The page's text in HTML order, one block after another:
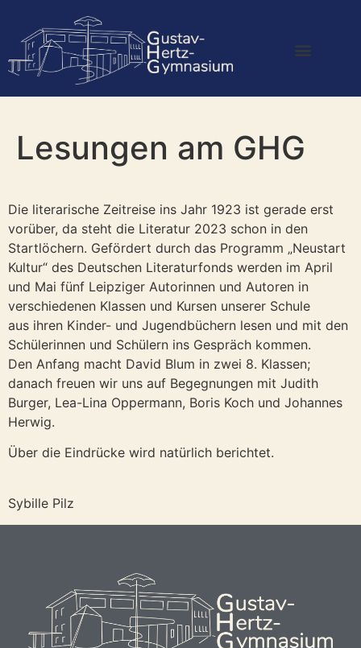
Lesungen am GHG
Die literarische Zeitreise ins Jahr 1923 ist gerade erst
vorüber, da steht die Literatur 2023 schon in den
Startlöchern. Gefördert durch das Programm „Neustart
Kultur“ des Deutschen Literaturfonds werden im April
und Mai fünf Leipziger Autorinnen und Autoren in
verschiedenen Klassen und Kursen unserer Schule
aus ihren Kinder- und Jugendbüchern lesen und mit den
Schülerinnen und Schülern ins Gespräch kommen.
Den Anfang macht David Blum in zwei 8. Klassen;
danach freuen wir uns auf Begegnungen mit Judith
Burger, Lea-Lina Oppermann, Boris Koch und Johannes
Herwig.
Über die Eindrücke wird natürlich berichtet.
Sybille Pilz